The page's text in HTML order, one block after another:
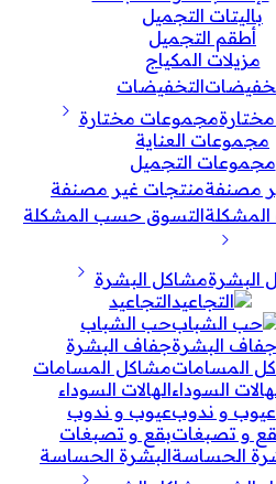
باليتات التجميل
أطقم التجميل
مزيلات المكياج
التخفيضات
مجموعات مختارة
مجموعات العناية
مجموعات التجميل
منتجات غير مصنفة
التسوق حسب المشكلة
مشاكل البشرة
التجاعيد
حب الشباب
جفاف البشرة
مشاكل المسامات
الهالات السوداء
عيوب و ندوب
بقع و تصبغات
البشرة الحساسة